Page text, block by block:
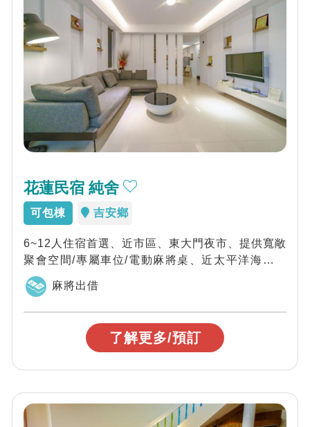
花蓮民宿 純舍
可包棟 吉安鄉
6~12人住宿首選、近市區、東大門夜市、提供寬敞
聚會空間/專屬車位/電動麻將桌、近太平洋海景公
園/知卡宣親水公園/遠雄海洋公園，原...
麻將出借
了解更多/預訂